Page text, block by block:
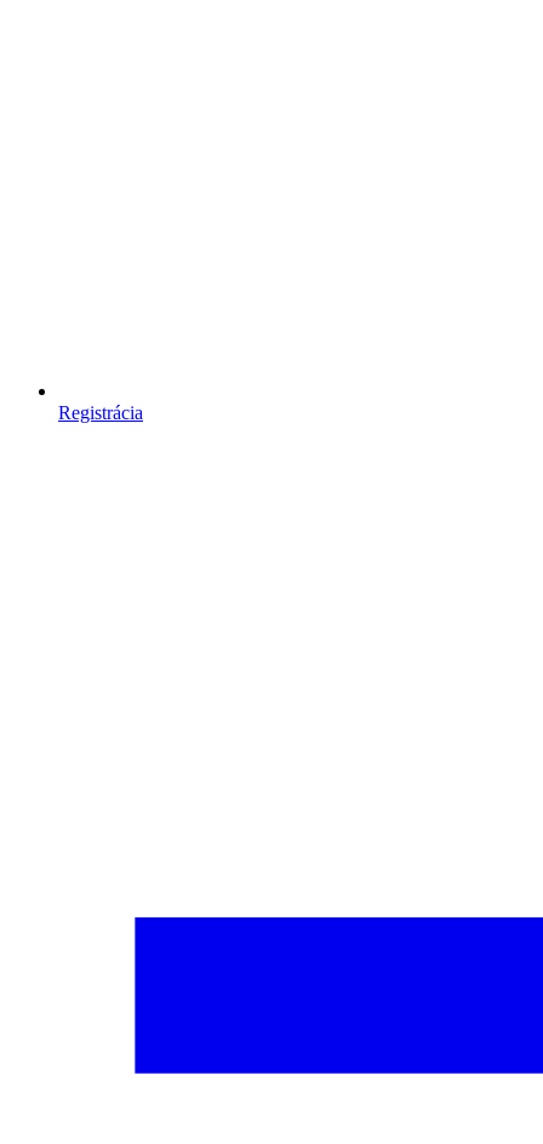
Registrácia